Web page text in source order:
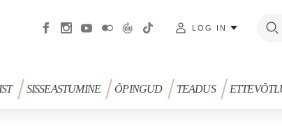
LOG IN
SISSEASTUMINE ÕPINGUD TEADUS